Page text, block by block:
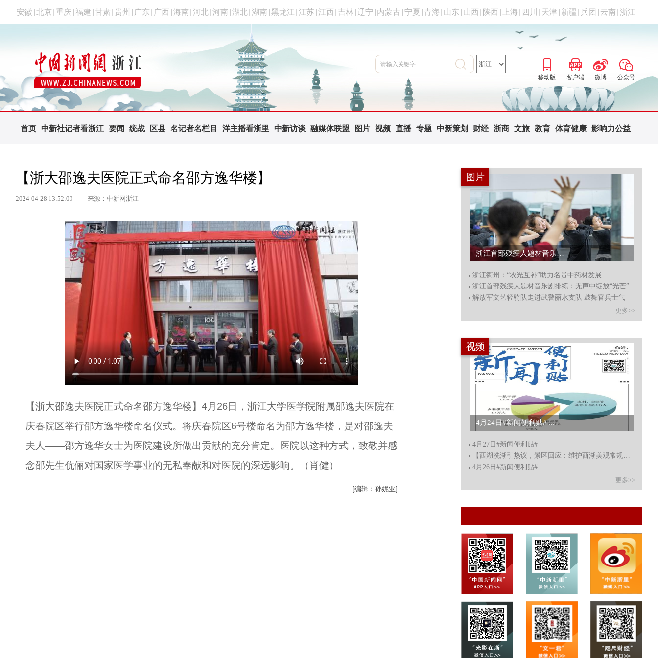
安徽 北京 重庆 福建 甘肃 贵州 广东 广西 海南 河北 河南 湖北 湖南 黑龙江 江苏 江西 吉林 辽宁 内蒙古 宁夏 青海 山东 山西 陕西 上海 四川 天津 新疆 兵团 云南 浙江
移动版 客户端 微博 公众号
首页 中新社记者看浙江 要闻 统战 区县 名记者名栏目 洋主播看浙里 中新访谈 融媒体联盟 图片 视频 直播 专题 中新策划 财经 浙商 文旅 教育 体育健康 影响力公益
【浙大邵逸夫医院正式命名邵方逸华楼】
2024-04-28 13:52:09 来源：中新网浙江
【浙大邵逸夫医院正式命名邵方逸华楼】4月26日，浙江大学医学院附属邵逸夫医院在
庆春院区举行邵方逸华楼命名仪式。将庆春院区6号楼命名为邵方逸华楼，是对邵逸夫
夫人——邵方逸华女士为医院建设所做出贡献的充分肯定。医院以这种方式，致敬并感
念邵先生伉俪对国家医学事业的无私奉献和对医院的深远影响。（肖健）
[编辑：孙妮亚]
图片
浙江首部残疾人题材音乐剧排练：无声中绽放“光芒”...
浙江衢州：“农光互补”助力名贵中药材发展
浙江首部残疾人题材音乐剧排练：无声中绽放“光芒”
解放军文艺轻骑队走进武警丽水支队 鼓舞官兵士气
更多>>
视频
4月24日#新闻便利贴# ...
4月27日#新闻便利贴#
【西湖洗湖引热议，景区回应：维护西湖美观常规保洁操作
4月26日#新闻便利贴#
更多>>